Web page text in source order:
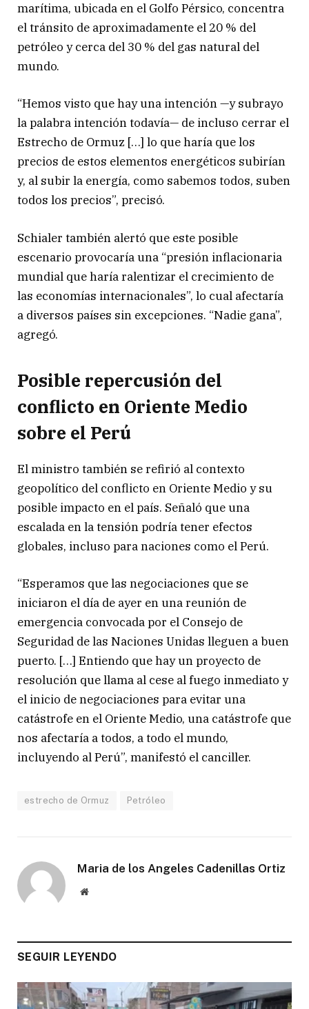
marítima, ubicada en el Golfo Pérsico, concentra
el tránsito de aproximadamente el 20 % del
petróleo y cerca del 30 % del gas natural del
mundo.
“Hemos visto que hay una intención —y subrayo
la palabra intención todavía— de incluso cerrar el
Estrecho de Ormuz […] lo que haría que los
precios de estos elementos energéticos subirían
y, al subir la energía, como sabemos todos, suben
todos los precios”, precisó.
Schialer también alertó que este posible
escenario provocaría una “presión inflacionaria
mundial que haría ralentizar el crecimiento de
las economías internacionales”, lo cual afectaría
a diversos países sin excepciones. “Nadie gana”,
agregó.
Posible repercusión del
conflicto en Oriente Medio
sobre el Perú
El ministro también se refirió al contexto
geopolítico del conflicto en Oriente Medio y su
posible impacto en el país. Señaló que una
escalada en la tensión podría tener efectos
globales, incluso para naciones como el Perú.
“Esperamos que las negociaciones que se
iniciaron el día de ayer en una reunión de
emergencia convocada por el Consejo de
Seguridad de las Naciones Unidas lleguen a buen
puerto. […] Entiendo que hay un proyecto de
resolución que llama al cese al fuego inmediato y
el inicio de negociaciones para evitar una
catástrofe en el Oriente Medio, una catástrofe que
nos afectaría a todos, a todo el mundo,
incluyendo al Perú”, manifestó el canciller.
estrecho de Ormuz Petróleo
Maria de los Angeles Cadenillas Ortiz
Website
SEGUIR LEYENDO